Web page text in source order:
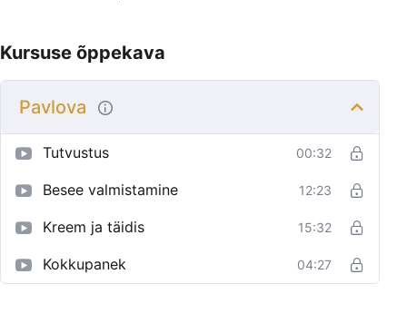
Kursuse õppekava
Pavlova
Tutvustus 00:32
Besee valmistamine 12:23
Kreem ja täidis 15:32
Kokkupanek 04:27